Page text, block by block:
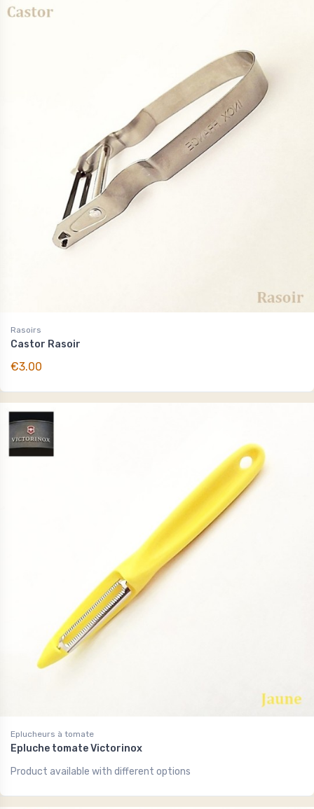
Rasoirs
Castor Rasoir
€3.00
Eplucheurs à tomate
Epluche tomate Victorinox
Product available with different options